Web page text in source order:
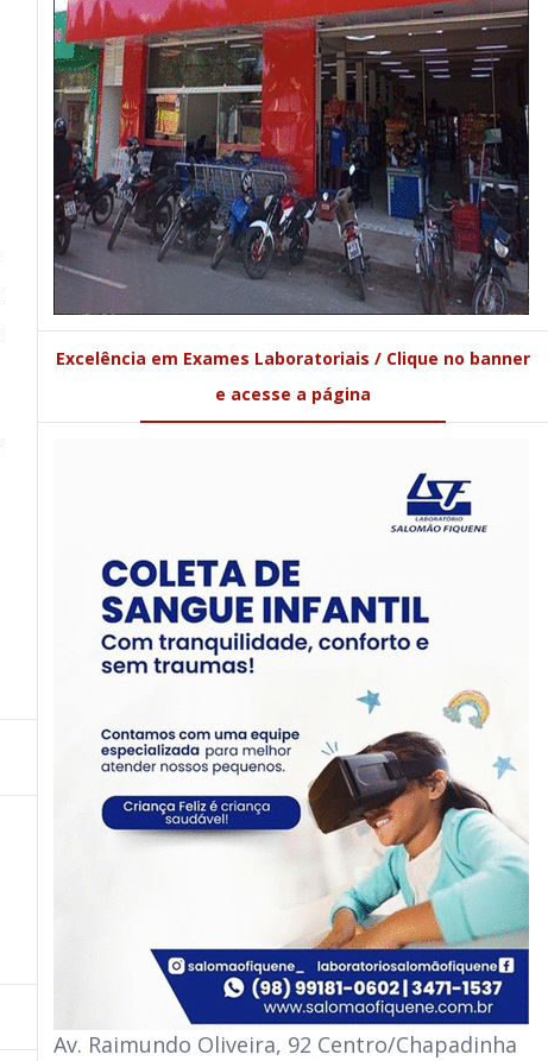
Excelência em Exames Laboratoriais / Clique no banner
e acesse a página
Av. Raimundo Oliveira, 92 Centro/Chapadinha